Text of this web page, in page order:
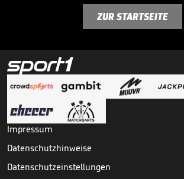
ZUR STARTSEITE
Impressum
Datenschutzhinweise
Datenschutzeinstellungen